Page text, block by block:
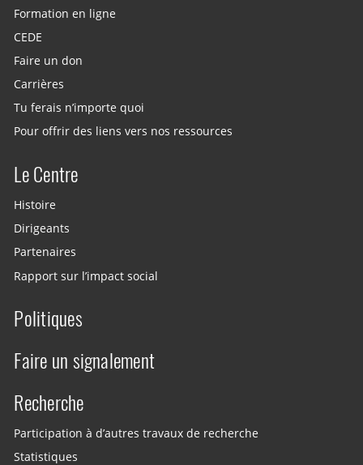
Formation en ligne
CEDE
Faire un don
Carrières
Tu ferais n’importe quoi
Pour offrir des liens vers nos ressources
Le Centre
Histoire
Dirigeants
Partenaires
Rapport sur l’impact social
Politiques
Faire un signalement
Recherche
Participation à d’autres travaux de recherche
Statistiques